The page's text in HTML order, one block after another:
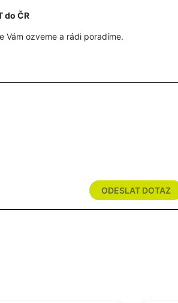
do ČR
ozveme a rádi poradíme.
ODESLAT DOTAZ